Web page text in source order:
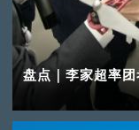
盘点｜李家超率